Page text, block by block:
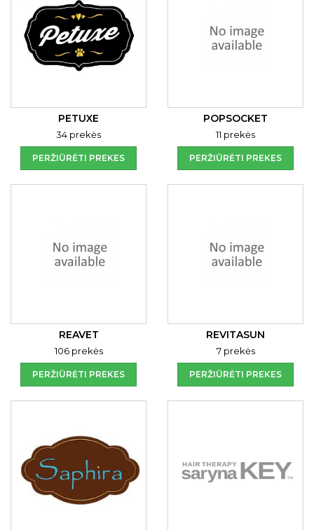
PETUXE
34 prekės
PERŽIŪRĖTI PREKES
POPSOCKET
11 prekės
PERŽIŪRĖTI PREKES
REAVET
106 prekės
PERŽIŪRĖTI PREKES
REVITASUN
7 prekės
PERŽIŪRĖTI PREKES